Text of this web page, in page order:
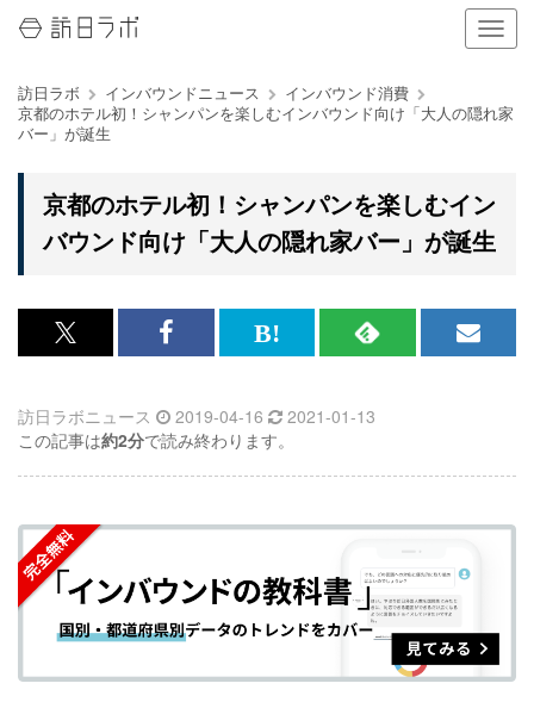
ナ
ビ
ー
シ
の
示
訪日ラボ インバウンドニュース
インバウンド消費
京都のホテル初！シャンパンを楽しむインバウンド向け「大人の隠れ家
バー」が誕生
京都のホテル初！シャンパンを楽しむイン
バウンド向け「大人の隠れ家バー」が誕生
x<br>
記
事
シ
ェ
ア
す
る
Facebook<br>
記
事
シ
ェ
ア
す
る
は
な
ブ
ク
マ
ー
ク
に
RSS
記
購
読
す
る
メ
録
す
訪日ラボニュース 2019-04-16
2021-01-13
この記事は約2分で読み終わります。